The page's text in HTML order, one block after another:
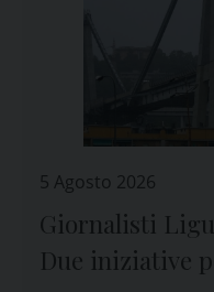
5 Agosto 2026
Giornalisti
Due iniziative